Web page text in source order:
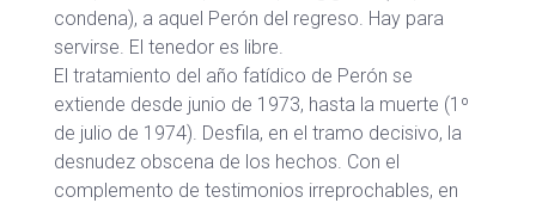
condena), a aquel Perón del regreso. Hay para
servirse. El tenedor es libre.
El tratamiento del año fatídico de Perón se
extiende desde junio de 1973, hasta la muerte (1º
de julio de 1974). Desfila, en el tramo decisivo, la
desnudez obscena de los hechos. Con el
complemento de testimonios irreprochables, en